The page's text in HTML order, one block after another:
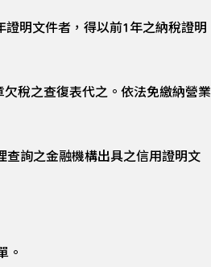
明文件者，得以前1年之納稅證明
稅之查復表代之。依法免繳納營業
查詢之金融機構出具之信用證明文
。